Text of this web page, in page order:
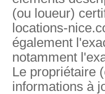
(ou loueur)
locations-
également
notamment
Le propriétaire
informations à